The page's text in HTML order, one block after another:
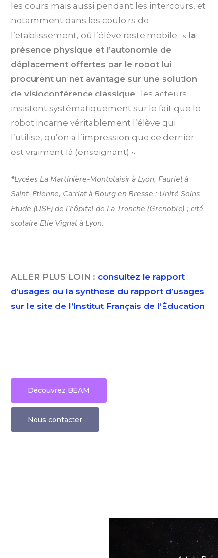
les cours mais aussi pendant les intercours, et
notamment dans les couloirs de
l’établissement, où l’élève reste mobile : « la
présence physique et l’autonomie de
déplacement offertes par le robot lui
procurent un net avantage sur une solution
de visioconférence classique : les acteurs
insistent systématiquement sur le fait que le
robot incarne véritablement l’élève qui
l’utilise, qu’on a l’impression que ce dernier
est vraiment là (enseignant) ».
*Lycées La Martinière-Montplaisir à Lyon, Fauriel à
Saint-Etienne, Carriat à Bourg en Bresse ; Unité Soins
Etude (USE) de l’hôpital de La Tronche (Grenoble) ; cité
scolaire Elie Vignal à Lyon.
ALLER PLUS LOIN : consultez le rapport
d’usages ou la synthèse du rapport d’usages
sur le site de l’Institut Français de l’Éducation
Découvrez BEAM
Nous contacter